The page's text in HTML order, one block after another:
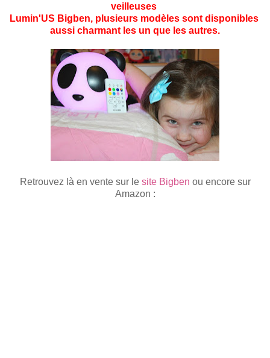
veilleuses
Lumin'US Bigben, plusieurs modèles sont disponibles
aussi charmant les un que les autres.
Retrouvez là en vente sur le site Bigben ou encore sur
Amazon :